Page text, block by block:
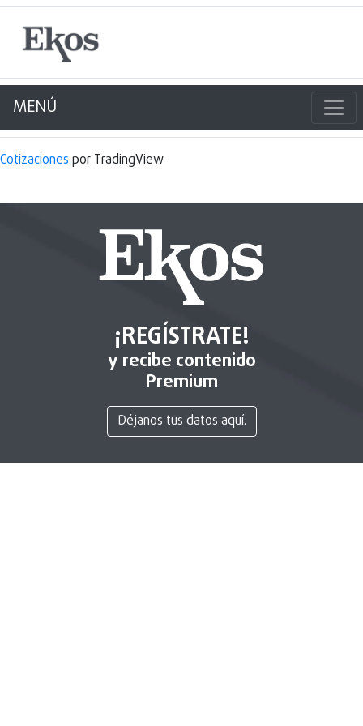
MENÚ
Cotizaciones por TradingView
¡REGÍSTRATE!
y recibe contenido
Premium
Déjanos tus datos aquí.